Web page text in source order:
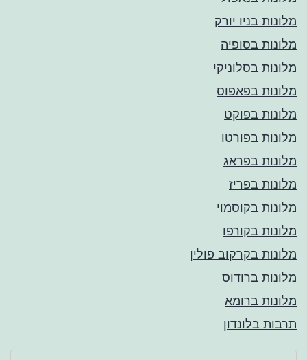
מלונות בניו יורק
מלונות בסופיה
מלונות בסלוניקי
מלונות בפאפוס
מלונות בפוקט
מלונות בפורטו
מלונות בפראג
מלונות בפריז
מלונות בקוסמוי
מלונות בקורפו
מלונות בקרקוב פולין
מלונות ברודוס
מלונות ברומא
תרבות בלונדון